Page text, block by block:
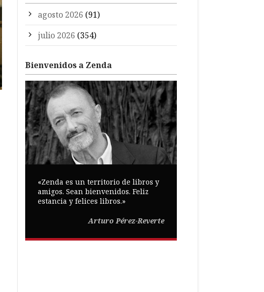
agosto 2026 (91)
julio 2026 (354)
Bienvenidos a Zenda
«Zenda es un territorio de libros y
amigos. Sean bienvenidos. Feliz
estancia y felices libros.»
Arturo Pérez-Reverte